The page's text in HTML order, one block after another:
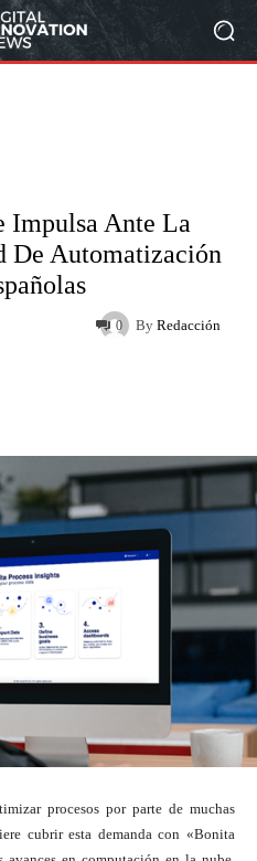
Impulsa Ante La
De Automatización
By Redacción
0
procesos por parte de muchas
cubrir esta demanda con «Bonita